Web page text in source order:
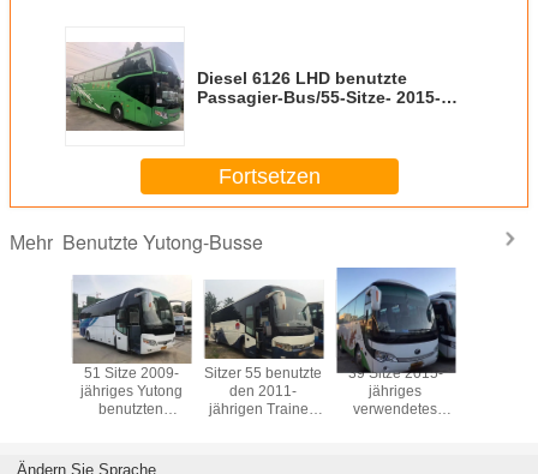
Diesel 6126 LHD benutzte
Passagier-Bus/55-Sitze- 2015-
Fortsetzen
Mehr Benutzte Yutong-Busse
51 Sitze 2009-
jähriges Yutong
benutzten
bus-ZK6107
Sitzer 55 benutzte
den 2011-
jährigen Trainer-
39 Sitze 2015-
jähriges
verwendetes
Ändern Sie Sprache